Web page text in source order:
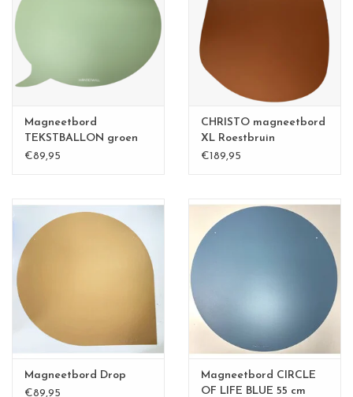
Magneetbord
TEKSTBALLON groen
€89,95
CHRISTO magneetbord
XL Roestbruin
€189,95
Magneetbord Drop
€89,95
Magneetbord CIRCLE
OF LIFE BLUE 55 cm